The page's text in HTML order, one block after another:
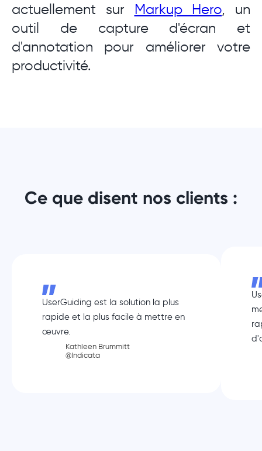
actuellement sur Markup Hero, un
outil de capture d'écran et
d'annotation pour améliorer votre
productivité.
Ce que disent nos clients :
UserGuiding est la solution la plus
rapide et la plus facile à mettre en
œuvre.
Kathleen Brummitt
@Indicata